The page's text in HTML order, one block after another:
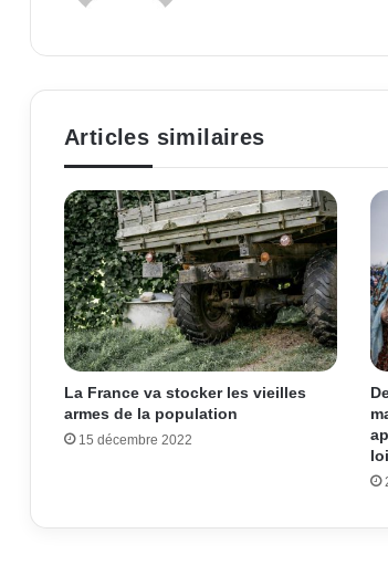
Articles similaires
La France va stocker les vieilles
armes de la population
15 décembre 2022